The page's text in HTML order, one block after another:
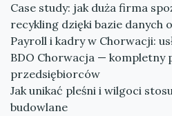
Case study: jak duża firma
recykling dzięki bazie danych
Payroll i kadry w Chorwacji:
BDO Chorwacja — kompletny
przedsiębiorców
Jak unikać pleśni i wilgoci
budowlane